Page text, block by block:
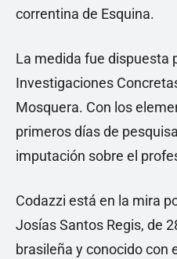
correntina de Esquina.
La medida fue dispuesta
Investigaciones
Mosquera. Con los
primeros días de
imputación sobre el
Codazzi está en la mira
Josías Santos Regis, de
brasileña y conocido con